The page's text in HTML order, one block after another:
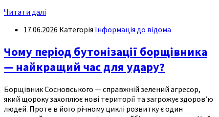
Читати далі
17.06.2026 Категорія Інформація до відома
Чому період бутонізації борщівника
— найкращий час для удару?
Борщівник Сосновського — справжній зелений агресор,
який щороку захоплює нові території та загрожує здоров’ю
людей. Проте в його річному циклі розвитку є один